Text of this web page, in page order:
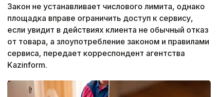
Закон не устанавливает числового лимита, однако
площадка вправе ограничить доступ к сервису,
если увидит в действиях клиента не обычный отказ
от товара, а злоупотребление законом и правилами
сервиса, передает корреспондент агентства
Kazinform.